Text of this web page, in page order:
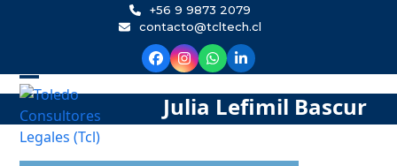
+56 9 9873 2079
contacto@tcltech.cl
Julia Lefimil Bascur